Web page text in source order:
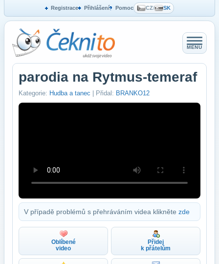
Registrace Přihlášení Pomoc CZ/ SK
MENU
parodia na Rytmus-temeraf
Kategorie: Hudba a tanec | Přidal: BRANKO12
V případě problémů s přehráváním videa klikněte zde
Oblíbené
video
Přidej
k přátelům